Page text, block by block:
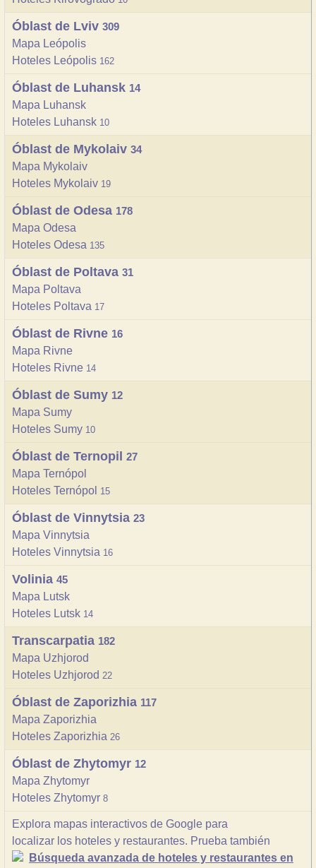
Óblast de Lviv 309
Mapa Leópolis
Hoteles Leópolis 162
Óblast de Luhansk 14
Mapa Luhansk
Hoteles Luhansk 10
Óblast de Mykolaiv 34
Mapa Mykolaiv
Hoteles Mykolaiv 19
Óblast de Odesa 178
Mapa Odesa
Hoteles Odesa 135
Óblast de Poltava 31
Mapa Poltava
Hoteles Poltava 17
Óblast de Rivne 16
Mapa Rivne
Hoteles Rivne 14
Óblast de Sumy 12
Mapa Sumy
Hoteles Sumy 10
Óblast de Ternopil 27
Mapa Ternópol
Hoteles Ternópol 15
Óblast de Vinnytsia 23
Mapa Vinnytsia
Hoteles Vinnytsia 16
Volinia 45
Mapa Lutsk
Hoteles Lutsk 14
Transcarpatia 182
Mapa Uzhjorod
Hoteles Uzhjorod 22
Óblast de Zaporizhia 117
Mapa Zaporizhia
Hoteles Zaporizhia 26
Óblast de Zhytomyr 12
Mapa Zhytomyr
Hoteles Zhytomyr 8
Explora mapas interactivos de Google para
localizar los hoteles y restaurantes. Prueba también
Búsqueda avanzada de hoteles y restaurantes en